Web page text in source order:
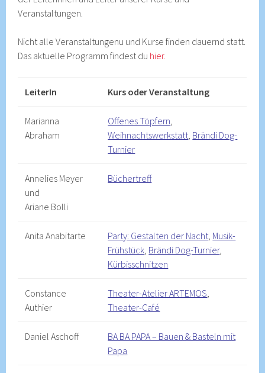
Veranstaltungen.
Nicht alle Veranstaltungenu und Kurse finden dauernd statt.
Das aktuelle Programm findest du hier.
LeiterIn Kurs oder Veranstaltung
Marianna
Abraham
Offenes Töpfern,
Weihnachtswerkstatt, Brändi Dog-
Turnier
Annelies Meyer
und
Ariane Bolli
Büchertreff
Anita Anabitarte Party: Gestalten der Nacht, Musik-
Frühstück, Brändi Dog-Turnier,
Kürbisschnitzen
Constance
Authier
Theater-Atelier ARTEMOS,
Theater-Café
Daniel Aschoff
BA BA PAPA – Bauen & Basteln mit
Papa